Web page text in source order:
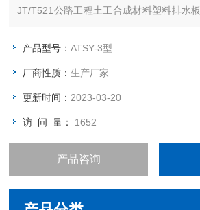
JT/T521公路工程土工合成材料塑料排水
产品型号：ATSY-3型
厂商性质：生产厂家
更新时间： 2023-03-20
访 问 量： 1652
产品咨询